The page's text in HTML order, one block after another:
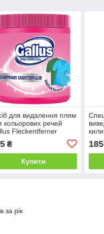
для видалення плям
кольорових речей
Fleckentferner
Pulver 600
₴
Купити
&
185
за рік